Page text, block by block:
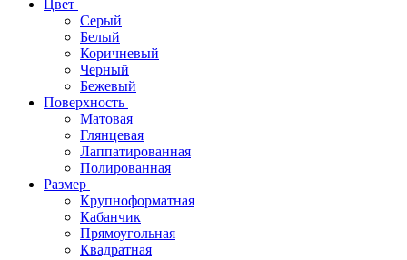
Цвет
Серый
Белый
Коричневый
Черный
Бежевый
Поверхность
Матовая
Глянцевая
Лаппатированная
Полированная
Размер
Крупноформатная
Кабанчик
Прямоугольная
Квадратная